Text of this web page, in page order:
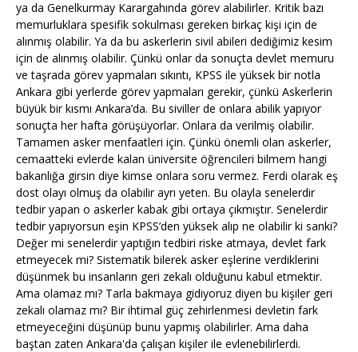
ya da Genelkurmay Karargahında görev alabilirler. Kritik bazı
memurluklara spesifik sokulması gereken birkaç kişi için de
alınmış olabilir. Ya da bu askerlerin sivil abileri dediğimiz kesim
için de alınmış olabilir. Çünkü onlar da sonuçta devlet memuru
ve taşrada görev yapmaları sıkıntı, KPSS ile yüksek bir notla
Ankara gibi yerlerde görev yapmaları gerekir, çünkü Askerlerin
büyük bir kısmı Ankara’da. Bu siviller de onlara abilik yapıyor
sonuçta her hafta görüşüyorlar. Onlara da verilmiş olabilir.
Tamamen asker menfaatleri için. Çünkü önemli olan askerler,
cemaatteki evlerde kalan üniversite öğrencileri bilmem hangi
bakanlığa girsin diye kimse onlara soru vermez. Ferdi olarak eş
dost olayı olmuş da olabilir ayrı yeten. Bu olayla senelerdir
tedbir yapan o askerler kabak gibi ortaya çıkmıştır. Senelerdir
tedbir yapıyorsun eşin KPSS’den yüksek alıp ne olabilir ki sanki?
Değer mi senelerdir yaptığın tedbiri riske atmaya, devlet fark
etmeyecek mi? Sistematik bilerek asker eşlerine verdiklerini
düşünmek bu insanların geri zekalı olduğunu kabul etmektir.
Ama olamaz mı? Tarla bakmaya gidiyoruz diyen bu kişiler geri
zekalı olamaz mı? Bir ihtimal güç zehirlenmesi devletin fark
etmeyeceğini düşünüp bunu yapmış olabilirler. Ama daha
baştan zaten Ankara'da çalışan kişiler ile evlenebilirlerdi.